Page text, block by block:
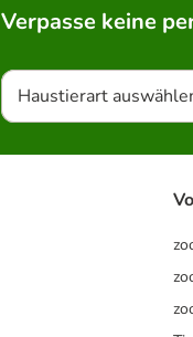
Verpasse keine
Haustierart